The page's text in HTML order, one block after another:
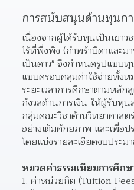
การสนับสนุนด้านทุนก
เนื่องจากผู้ได้รับทุนเป็นเย
ไร้ที่พึ่งพิง (กำพร้าบิดาและม
เป็นดาว" จึงกำหนดรูปแบบ
แบบครอบคลุมค่าใช้จ่ายทั้ง
ระยะเวลาการศึกษาตามหลั
กังวลด้านการเงิน ให้ผู้รับทุ
กลุ่มคณะวิชาด้านวิทยาศาสต
อย่างเต็มศักยภาพ และเพื่อป
โดยแบ่งรายละเอียดงบปร
หมวดค่าธรรมเนียมการศึกษ
ค่าหน่วยกิต (Tuition